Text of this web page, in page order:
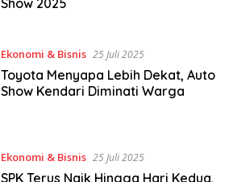
Show 2025
Ekonomi & Bisnis 25 Juli 2025
Toyota Menyapa Lebih Dekat, Auto
Show Kendari Diminati Warga
Ekonomi & Bisnis 25 Juli 2025
SPK Terus Naik Hingga Hari Kedua,